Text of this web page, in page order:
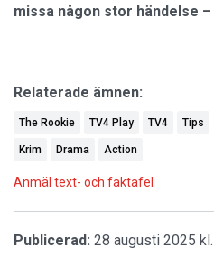
missa någon stor händelse –
Relaterade ämnen:
The Rookie TV4 Play TV4 Tips
Krim Drama Action
Anmäl text- och faktafel
Publicerad: 28 augusti 2025